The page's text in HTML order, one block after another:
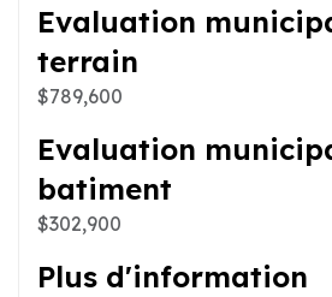
Evaluation
terrain
$789,600
Evaluation
batiment
$302,900
Plus d'information